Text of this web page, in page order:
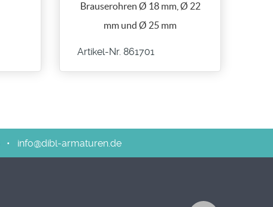
Brauserohren Ø 18 mm, Ø 22
mm und Ø 25 mm
Artikel-Nr. 861701
• info@dibl-armaturen.de